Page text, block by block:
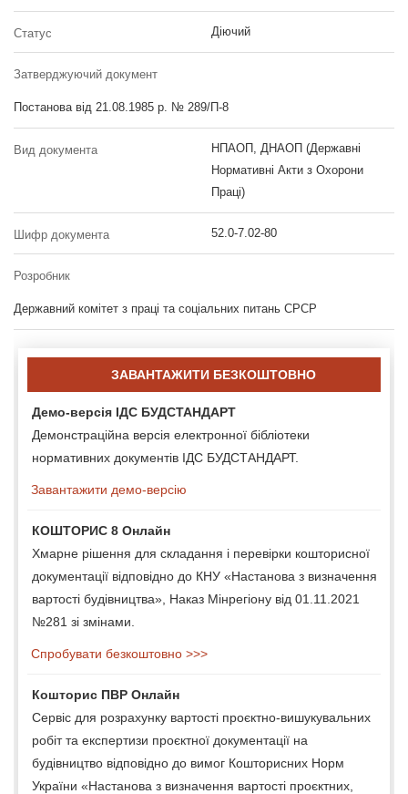
Статус Діючий
Затверджуючий документ
Постанова від 21.08.1985 р. № 289/П-8
Вид документа
НПАОП, ДНАОП (Державні
Нормативні Акти з Охорони
Праці)
Шифр документа 52.0-7.02-80
Розробник
Державний комітет з праці та соціальних питань СРСР
ЗАВАНТАЖИТИ БЕЗКОШТОВНО
Демо-версія ІДС БУДСТАНДАРТ
Демонстраційна версія електронної бібліотеки
нормативних документів ІДС БУДСТАНДАРТ.
Завантажити демо-версію
КОШТОРИС 8 Онлайн
Хмарне рішення для складання і перевірки кошторисної
документації відповідно до КНУ «Настанова з визначення
вартості будівництва», Наказ Мінрегіону від 01.11.2021
№281 зі змінами.
Спробувати безкоштовно >>>
Кошторис ПВР Онлайн
Сервіс для розрахунку вартості проєктно-вишукувальних
робіт та експертизи проєктної документації на
будівництво відповідно до вимог Кошторисних Норм
України «Настанова з визначення вартості проєктних,